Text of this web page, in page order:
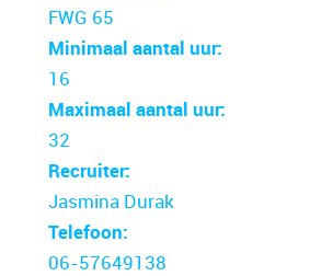
FWG 65
Minimaal aantal uur:
16
Maximaal aantal uur:
32
Recruiter:
Jasmina Durak
Telefoon:
06-57649138